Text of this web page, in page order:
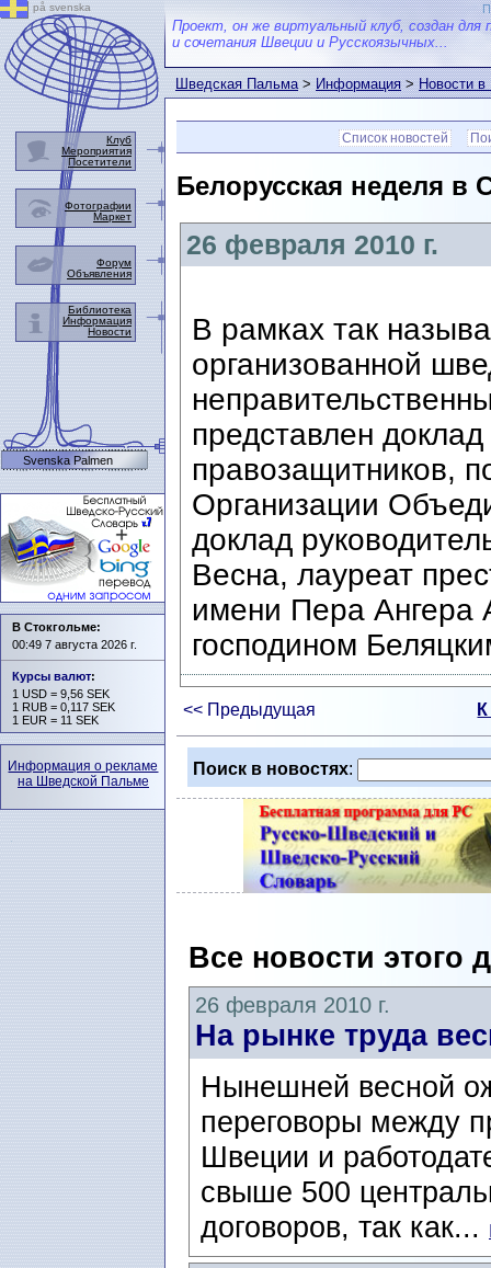
Проект, он же виртуальный клуб, создан для
и сочетания Швеции и Русскоязычных...
Шведская Пальма>Информация>Новости
Список новостей
Белорусская неделя в
26 февраля 2010 г.
В рамках так
организованной
представлен
правозащитников,
Организации
доклад
Весна, лауреат
имени Пера Ангера
господином
<< Предыдущая
Поиск в новостях:
Все новости этого
26 февраля 2010 г.
На рынке труда
Нынешней весной
переговоры между
Швеции и
свыше 500
договоров, так как...
på svenska
Клуб
Мероприятия
Посетители
Фотографии
Маркет
Форум
Объявления
Библиотека
Информация
Новости
Svenska Palmen
В Стокгольме:
00:49 7 августа 2026 г.
Курсы валют:
1 USD = 9,56 SEK
1 RUB = 0,117 SEK
1 EUR = 11 SEK
Информация о рекламе
на Шведской Пальме